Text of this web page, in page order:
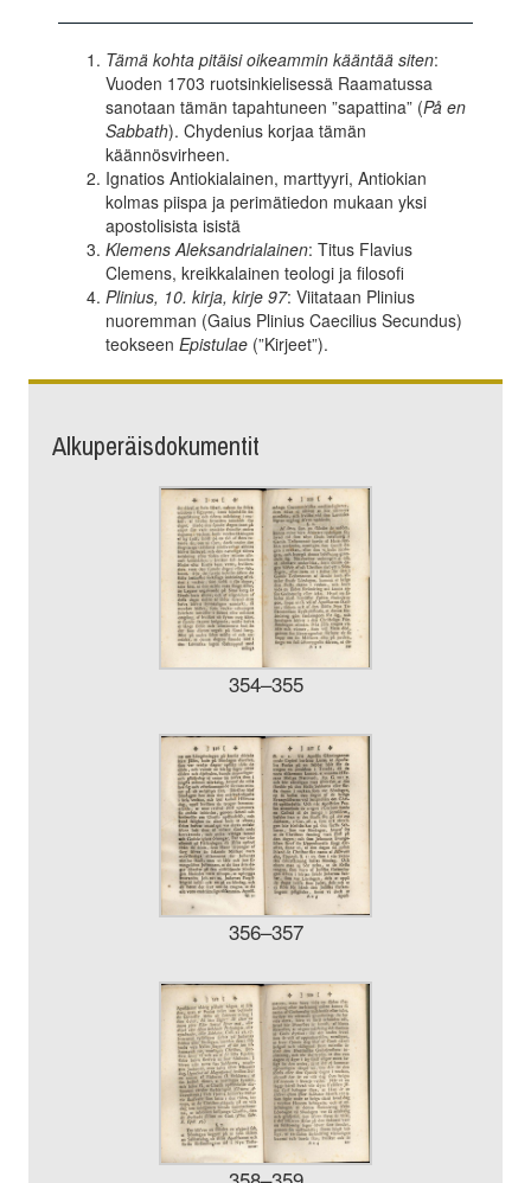
Tämä kohta pitäisi oikeammin kääntää siten:
Vuoden 1703 ruotsinkielisessä Raamatussa
sanotaan tämän tapahtuneen ”sapattina” (På en
Sabbath). Chydenius korjaa tämän
käännösvirheen.
Ignatios Antiokialainen, marttyyri, Antiokian
kolmas piispa ja perimätiedon mukaan yksi
apostolisista isistä
Klemens Aleksandrialainen: Titus Flavius
Clemens, kreikkalainen teologi ja filosofi
Plinius, 10. kirja, kirje 97: Viitataan Plinius
nuoremman (Gaius Plinius Caecilius Secundus)
teokseen Epistulae(”Kirjeet”).
Alkuperäisdokumentit
354–355
356–357